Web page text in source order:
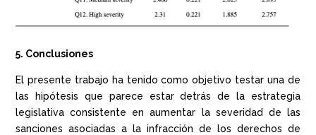
5. Conclusiones
El presente trabajo ha tenido como objetivo testar una de
las hipótesis que parece estar detrás de la estrategia
legislativa consistente en aumentar la severidad de las
sanciones asociadas a la infracción de los derechos de